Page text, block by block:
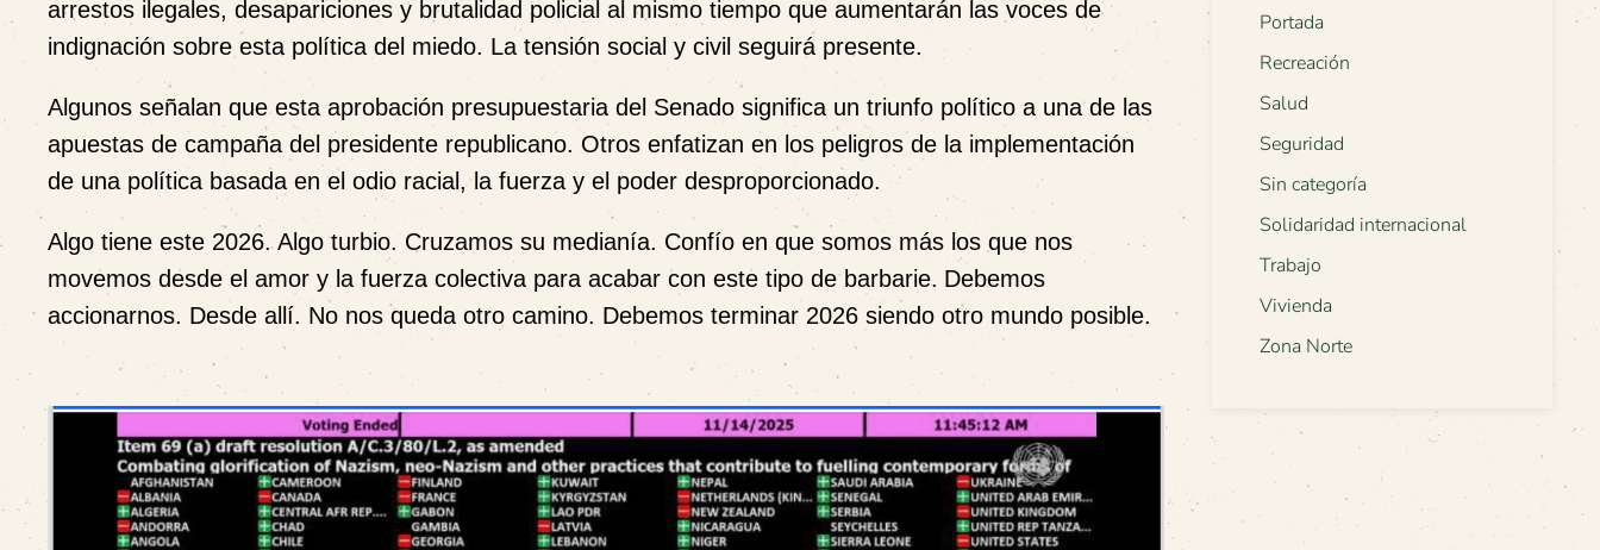
arrestos ilegales, desapariciones y brutalidad policial al mismo tiempo que aumentarán las voces de
indignación sobre esta política del miedo. La tensión social y civil seguirá presente.
Algunos señalan que esta aprobación presupuestaria del Senado significa un triunfo político a una de las
apuestas de campaña del presidente republicano. Otros enfatizan en los peligros de la implementación
de una política basada en el odio racial, la fuerza y el poder desproporcionado.
Algo tiene este 2026. Algo turbio. Cruzamos su medianía. Confío en que somos más los que nos
movemos desde el amor y la fuerza colectiva para acabar con este tipo de barbarie. Debemos
accionarnos. Desde allí. No nos queda otro camino. Debemos terminar 2026 siendo otro mundo posible.
Portada
Recreación
Salud
Seguridad
Sin categoría
Solidaridad internacional
Trabajo
Vivienda
Zona Norte